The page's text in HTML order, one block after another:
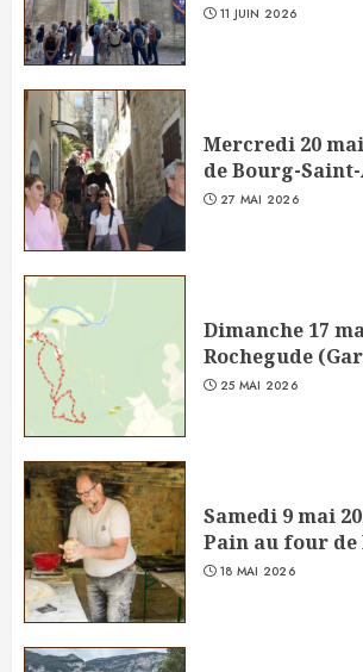
11 JUIN 2026
Mercredi 20
de Bourg-
27 MAI 2026
Dimanche 17
Rochegude
25 MAI 2026
Samedi 9 mai
Pain au four
18 MAI 2026